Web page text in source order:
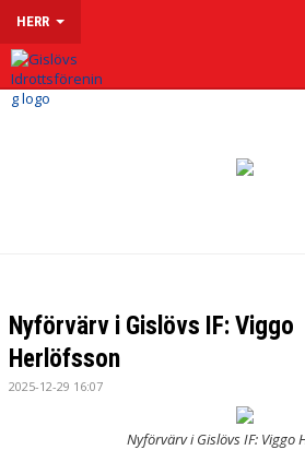
HERR
HEM
KONTAKT
Nyförvärv i Gislövs IF: Viggo
Herlöfsson
2025-12-29 16:07
Nyförvärv i Gislövs IF: Viggo